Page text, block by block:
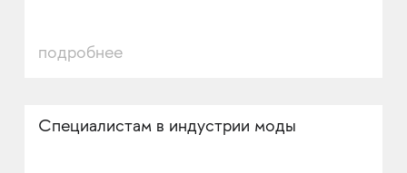
подробнее
Специалистам в индустрии моды